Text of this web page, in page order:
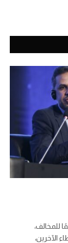
للمخالف،
الآخرين،